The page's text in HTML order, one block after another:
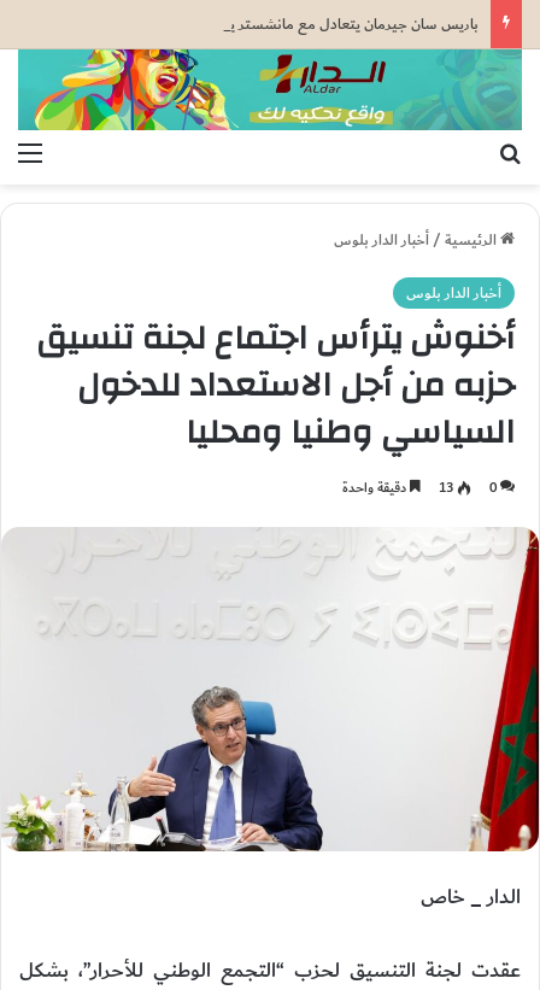
باريس سان جيرمان يتعادل مع مانشستر يونايتد قبل كأس السوبر الأوروبي
الرئيسية/أخبار الدار بلوس
أخبار الدار بلوس
أخنوش يترأس اجتماع لجنة تنسيق
حزبه من أجل الاستعداد للدخول
السياسي وطنيا ومحليا
0
13 دقيقة واحدة
الدار _ خاص
عقدت لجنة التنسيق لحزب “التجمع الوطني للأحرار”، بشكل